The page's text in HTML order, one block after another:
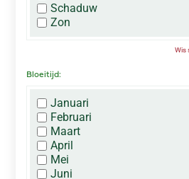
Schaduw
Zon
Wis
Bloeitijd:
Januari
Februari
Maart
April
Mei
Juni